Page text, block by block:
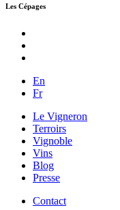
Les Cépages
En
Fr
Le Vigneron
Terroirs
Vignoble
Vins
Blog
Presse
Contact